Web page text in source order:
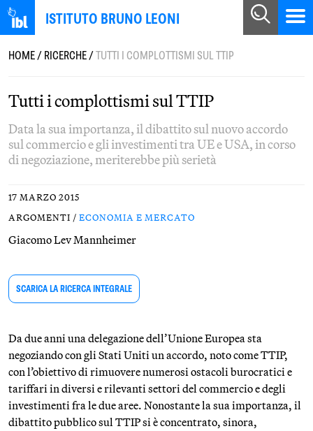
ISTITUTO BRUNO LEONI
HOME/RICERCHE/TUTTI I COMPLOTTISMI SUL TTIP
Tutti i complottismi sul TTIP
Data la sua importanza, il dibattito sul nuovo accordo
sul commercio e gli investimenti tra UE e USA, in corso
di negoziazione, meriterebbe più serietà
17 MARZO 2015
ARGOMENTI / ECONOMIA E MERCATO
Giacomo Lev Mannheimer
SCARICA LA RICERCA INTEGRALE
Da due anni una delegazione dell’Unione Europea sta
negoziando con gli Stati Uniti un accordo, noto come TTIP,
con l’obiettivo di rimuovere numerosi ostacoli burocratici e
tariffari in diversi e rilevanti settori del commercio e degli
investimenti fra le due aree. Nonostante la sua importanza, il
dibattito pubblico sul TTIP si è concentrato, sinora,